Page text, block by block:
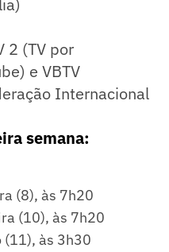
2 (TV por
e VBTV
Internacional
semana:
(8), às 7h20
(10), às 7h20
(11), às 3h30